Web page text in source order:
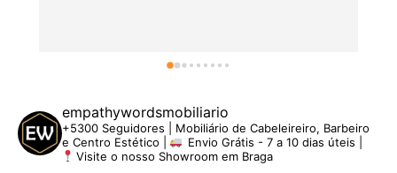
empathywordsmobiliario
+5300 Seguidores | Mobiliário de Cabeleireiro, Barbeiro
e Centro Estético |
Envio Grátis - 7 a 10 dias úteis |
Visite o nosso Showroom em Braga